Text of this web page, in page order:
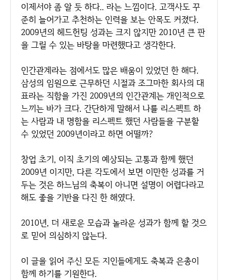
이제서야 좀 알 듯 하다.. 라는 느낌이다. 고객사도 꾸
준히 늘어가고 추천하는 인력을 보는 안목도 커졌다.
2009년의 헤드헌팅 성과는 크지 않지만 2010년 큰 판
을 그릴 수 있는 바탕을 마련했다고 생각한다.
인간관계라는 점에서도 많은 배움이 있었던 한 해다.
삼성의 임원으로 근무하던 시절과 조그마한 회사의 대
표라는 직함을 가진 2009년의 인간관계는 개인적으로
느끼는 바가 크다. 간단하게 말해서 나를 리스펙트 하
는 사람과 내 명함을 리스펙트 했던 사람들을 구분할
수 있었던 2009년이라고 하면 어떨까?
창업 초기, 이직 초기의 예상되는 고통과 함께 했던
2009년 이지만, 다른 각도에서 보면 이만한 성과를 거
두는 것은 하느님의 축복이 아니면 설명이 어렵다라고
해도 좋을 기반을 다진 한 해였다.
2010년, 더 새로운 모습과 놀라운 성과가 함께 할 것으
로 믿어 의심하지 않는다.
이 글을 읽어 주신 모든 지인들에게도 축복과 은총이
함께 하기를 기원한다.